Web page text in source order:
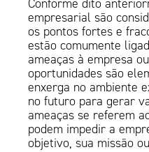
Conforme dito
empresarial são
os pontos fortes e
estão comumente
ameaças à empresa
oportunidades são
enxerga no ambiente
no futuro para gerar
ameaças se referem
podem impedir a
objetivo, sua missão